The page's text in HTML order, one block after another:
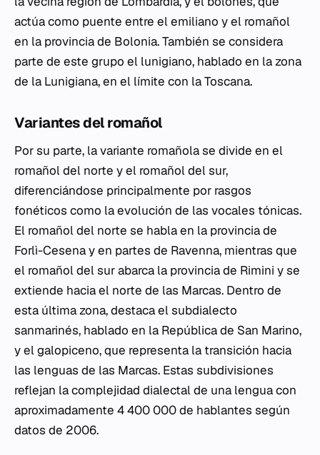
actúa como puente entre el emiliano y el romañol
en la provincia de Bolonia. También se considera
parte de este grupo el lunigiano, hablado en la zona
de la Lunigiana, en el límite con la Toscana.
Variantes del romañol
Por su parte, la variante romañola se divide en el
romañol del norte y el romañol del sur,
diferenciándose principalmente por rasgos
fonéticos como la evolución de las vocales tónicas.
El romañol del norte se habla en la provincia de
Forlì-Cesena y en partes de Ravenna, mientras que
el romañol del sur abarca la provincia de Rimini y se
extiende hacia el norte de las Marcas. Dentro de
esta última zona, destaca el subdialecto
sanmarinés, hablado en la República de San Marino,
y el galopiceno, que representa la transición hacia
las lenguas de las Marcas. Estas subdivisiones
reflejan la complejidad dialectal de una lengua con
aproximadamente 4 400 000 de hablantes según
datos de 2006.